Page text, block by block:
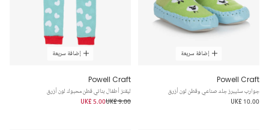
إضافة سريعة
Powell Craft
جوارب سليبرز جلد صناعي وقطن لون أزرق
UK£ 10.00
إضافة سريعة
Powell Craft
ليقنز أطفال بناتي قطن محبوك لون أزرق
UK£ 9.00
UK£ 5.00